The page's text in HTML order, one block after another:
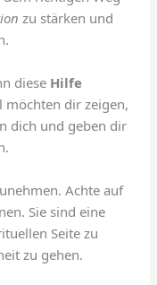
zu stärken und
diese Hilfe
möchten dir zeigen,
dich und geben dir
Achte auf
Sie sind eine
Seite zu
zu gehen.